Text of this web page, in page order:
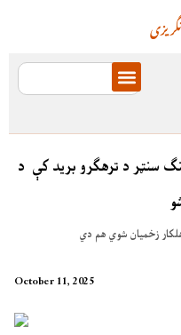
سنټر د ترهګرو برید کې د
October 11, 2025